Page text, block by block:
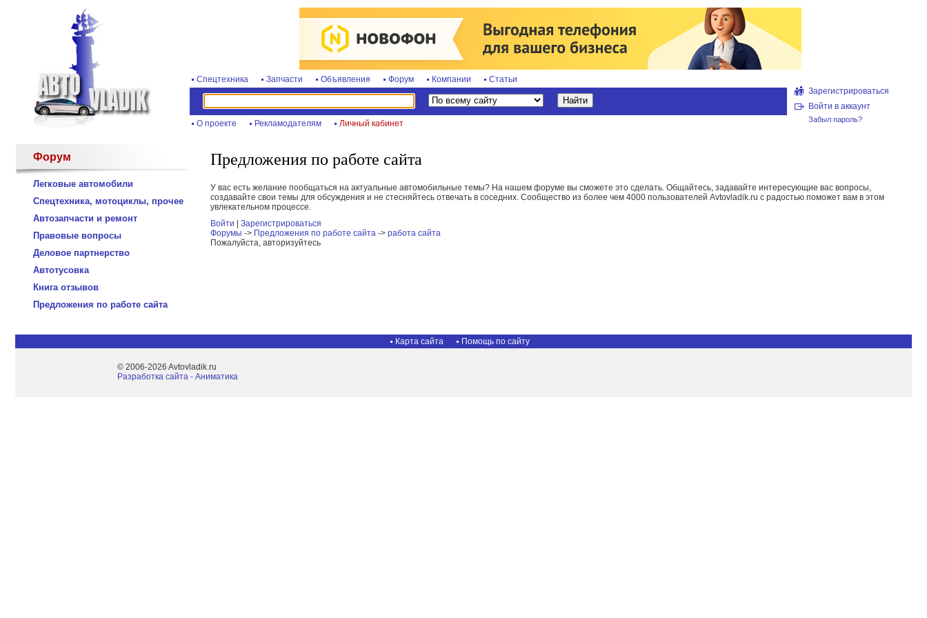
Спецтехника Запчасти Объявления Форум Компании Статьи
О проекте Рекламодателям Личный кабинет
Зарегистрироваться
Войти в аккаунт
Забыл пароль?
Форум
Легковые автомобили
Спецтехника, мотоциклы, прочее
Автозапчасти и ремонт
Правовые вопросы
Деловое партнерство
Автотусовка
Книга отзывов
Предложения по работе сайта
Предложения по работе сайта
У вас есть желание пообщаться на актуальные автомобильные темы? На нашем форуме вы сможете это сделать. Общайтесь, задавайте интересующие вас вопросы,
создавайте свои темы для обсуждения и не стесняйтесь отвечать в соседних. Сообщество из более чем 4000 пользователей Avtovladik.ru с радостью поможет вам в этом
увлекательном процессе.
Войти
Зарегистрироваться
Форумы -> Предложения по работе сайта -> работа сайта
Пожалуйста, авторизуйтесь
Карта сайта Помощь по сайту
© 2006-2026 Avtovladik.ru
Разработка сайта - Aниматика